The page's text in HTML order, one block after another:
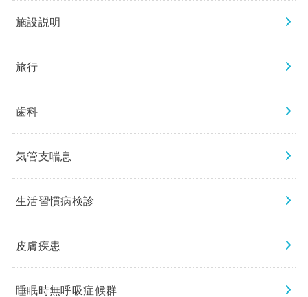
施設説明
旅行
歯科
気管支喘息
生活習慣病検診
皮膚疾患
睡眠時無呼吸症候群